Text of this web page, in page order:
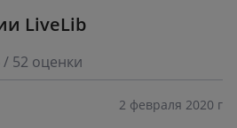
LiveLib
/ 52 оценки
2 февраля 2020 г